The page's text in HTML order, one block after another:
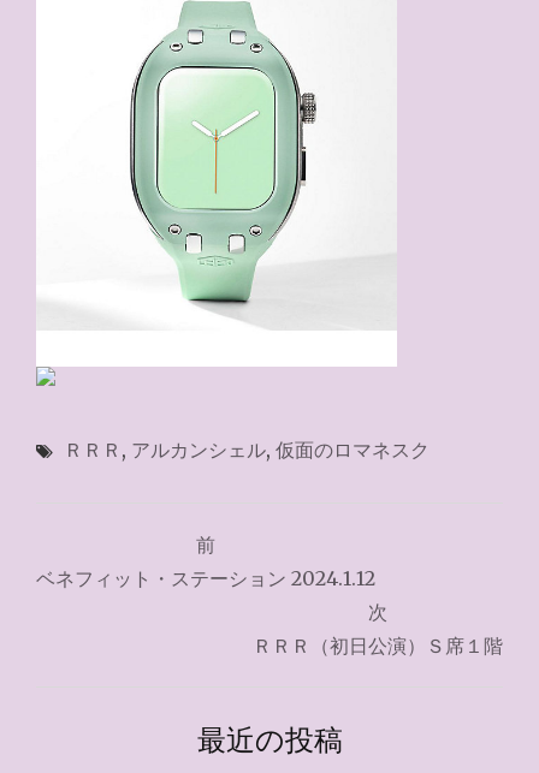
ＲＲＲ , アルカンシェル, 仮面のロマネスク
稿
前
ベネフィット・ステーション 2024.1.12
次
ＲＲＲ（初日公演）Ｓ席１階
最近の投稿